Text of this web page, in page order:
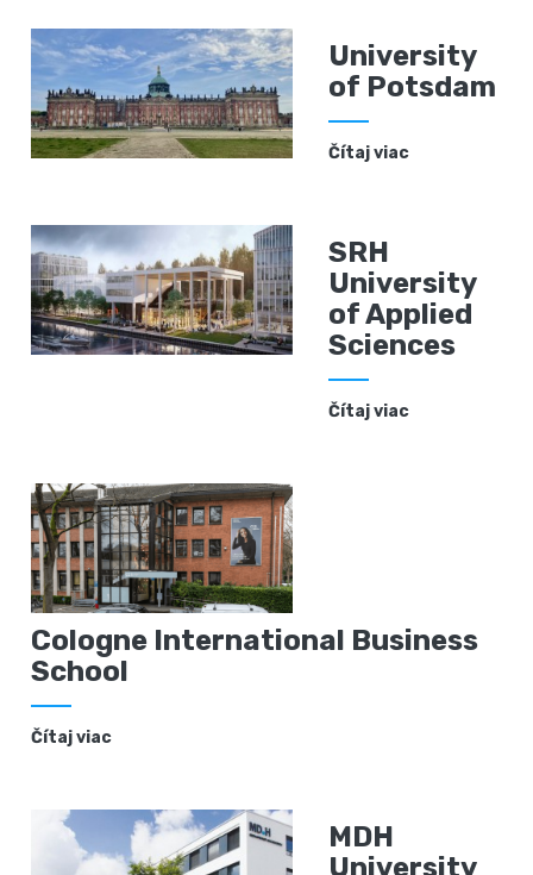
University
of Potsdam
Čítaj viac
SRH
University
of Applied
Sciences
Čítaj viac
Cologne International Business
School
Čítaj viac
MDH
University